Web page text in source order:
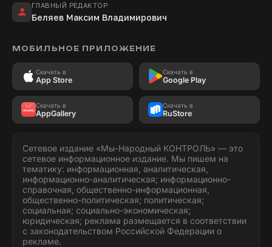
ГЛАВНЫЙ РЕДАКТОР
Беляев Максим Владимирович
МОБИЛЬНОЕ ПРИЛОЖЕНИЕ
Скачать в
App Store
Скачать в
Google Play
Скачать в
AppGallery
Скачать в
RuStore
Сетевое издание «Мы-Народный КОНТРОЛЬ» — это
сетевое информационное издание. Мы пишем на
тематику: информационная, аналитическая,
информационно-аналитическая; информационно-
справочная, общественно-информационная,
общественно-политическая; политическая;
социальная; социально-экономическая;
юридическая; реклама размещается в соответствии
с законодательством Российской Федерации о
рекламе.